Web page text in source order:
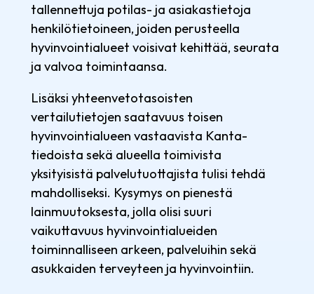
tallennettuja potilas- ja asiakastietoja
henkilötietoineen, joiden perusteella
hyvinvointialueet voisivat kehittää, seurata
ja valvoa toimintaansa.
Lisäksi yhteenvetotasoisten
vertailutietojen saatavuus toisen
hyvinvointialueen vastaavista Kanta-
tiedoista sekä alueella toimivista
yksityisistä palvelutuottajista tulisi tehdä
mahdolliseksi. Kysymys on pienestä
lainmuutoksesta, jolla olisi suuri
vaikuttavuus hyvinvointialueiden
toiminnalliseen arkeen, palveluihin sekä
asukkaiden terveyteen ja hyvinvointiin.